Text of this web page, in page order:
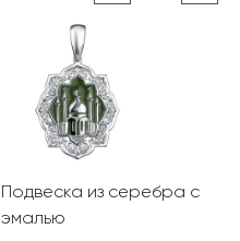
Подвеска из серебра с
эмалью